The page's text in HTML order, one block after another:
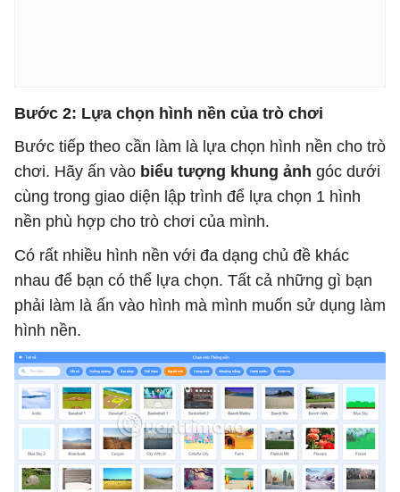
Bước 2: Lựa chọn hình nền của trò chơi
Bước tiếp theo cần làm là lựa chọn hình nền cho trò
chơi. Hãy ấn vào biểu tượng khung ảnh góc dưới
cùng trong giao diện lập trình để lựa chọn 1 hình
nền phù hợp cho trò chơi của mình.
Có rất nhiều hình nền với đa dạng chủ đề khác
nhau để bạn có thể lựa chọn. Tất cả những gì bạn
phải làm là ấn vào hình mà mình muốn sử dụng làm
hình nền.